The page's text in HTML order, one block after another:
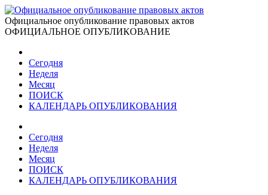
Официальное опубликование правовых актов
ОФИЦИАЛЬНОЕ ОПУБЛИКОВАНИЕ
Сегодня
Неделя
Месяц
ПОИСК
КАЛЕНДАРЬ ОПУБЛИКОВАНИЯ
Сегодня
Неделя
Месяц
ПОИСК
КАЛЕНДАРЬ ОПУБЛИКОВАНИЯ